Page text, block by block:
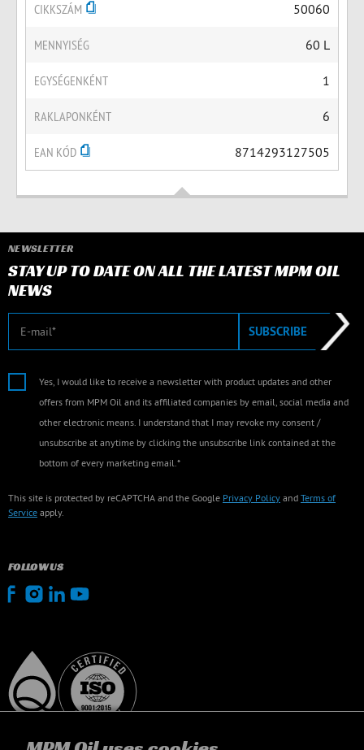
CIKKSZÁM 50060
MENNYISÉG 60 L
EGYSÉGENKÉNT 1
RAKLAPONKÉNT 6
EAN KÓD 8714293127505
NEWSLETTER
STAY UP TO DATE ON ALL THE LATEST MPM OIL
NEWS
E-mail SUBSCRIBE
Yes, I would like to receive a newsletter with product updates and other
offers from MPM Oil and its affiliated companies by email, social media and
other electronic means. I understand that I may revoke my consent /
unsubscribe at anytime by clicking the unsubscribe link contained at the
bottom of every marketing email.*
This site is protected by reCAPTCHA and the Google Privacy Policy and Terms of
Service apply.
FOLLOW US